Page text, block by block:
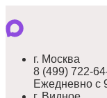
г. Москва
8 (499) 722-
Ежедневно с